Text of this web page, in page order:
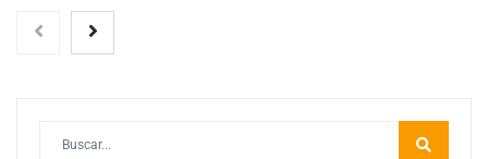
Toro Tapas inaugura su Raw Bar: una experiencia
desde mediodía hasta el anochecer con cocina abierta